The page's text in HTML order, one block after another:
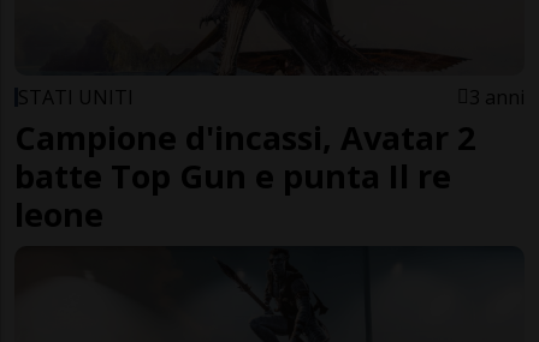
STATI UNITI 3 anni
Campione d'incassi, Avatar 2
batte Top Gun e punta Il re
leone